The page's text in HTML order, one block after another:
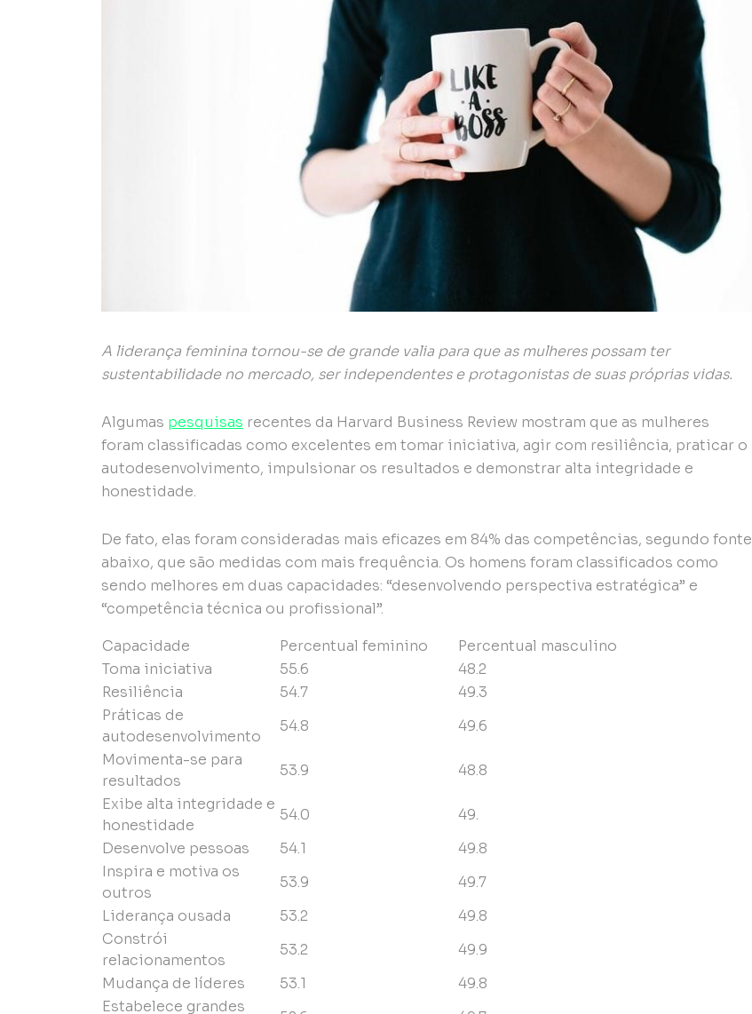
A liderança feminina tornou-se de grande valia para que as mulheres possam ter
sustentabilidade no mercado, ser independentes e protagonistas de suas próprias vidas.
Algumas pesquisas recentes da Harvard Business Review mostram que as mulheres
foram classificadas como excelentes em tomar iniciativa, agir com resiliência, praticar o
autodesenvolvimento, impulsionar os resultados e demonstrar alta integridade e
honestidade.
De fato, elas foram consideradas mais eficazes em 84% das competências, segundo fonte
abaixo, que são medidas com mais frequência. Os homens foram classificados como
sendo melhores em duas capacidades: “desenvolvendo perspectiva estratégica” e
“competência técnica ou profissional”.
Capacidade
Percentual feminino
Percentual masculino
Toma iniciativa
55.6
48.2
Resiliência
54.7
49.3
Práticas de
autodesenvolvimento
54.8
49.6
Movimenta-se para
resultados
53.9
48.8
Exibe alta integridade e
honestidade
54.0
49.
Desenvolve pessoas
54.1
49.8
Inspira e motiva os
outros
53.9
49.7
Liderança ousada
53.2
49.8
Constrói
relacionamentos
53.2
49.9
Mudança de líderes
53.1
49.8
Estabelece grandes